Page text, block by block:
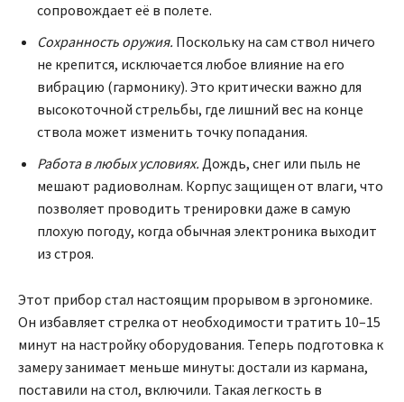
сопровождает её в полете.
Сохранность оружия. Поскольку на сам ствол ничего
не крепится, исключается любое влияние на его
вибрацию (гармонику). Это критически важно для
высокоточной стрельбы, где лишний вес на конце
ствола может изменить точку попадания.
Работа в любых условиях. Дождь, снег или пыль не
мешают радиоволнам. Корпус защищен от влаги, что
позволяет проводить тренировки даже в самую
плохую погоду, когда обычная электроника выходит
из строя.
Этот прибор стал настоящим прорывом в эргономике.
Он избавляет стрелка от необходимости тратить 10–15
минут на настройку оборудования. Теперь подготовка к
замеру занимает меньше минуты: достали из кармана,
поставили на стол, включили. Такая легкость в